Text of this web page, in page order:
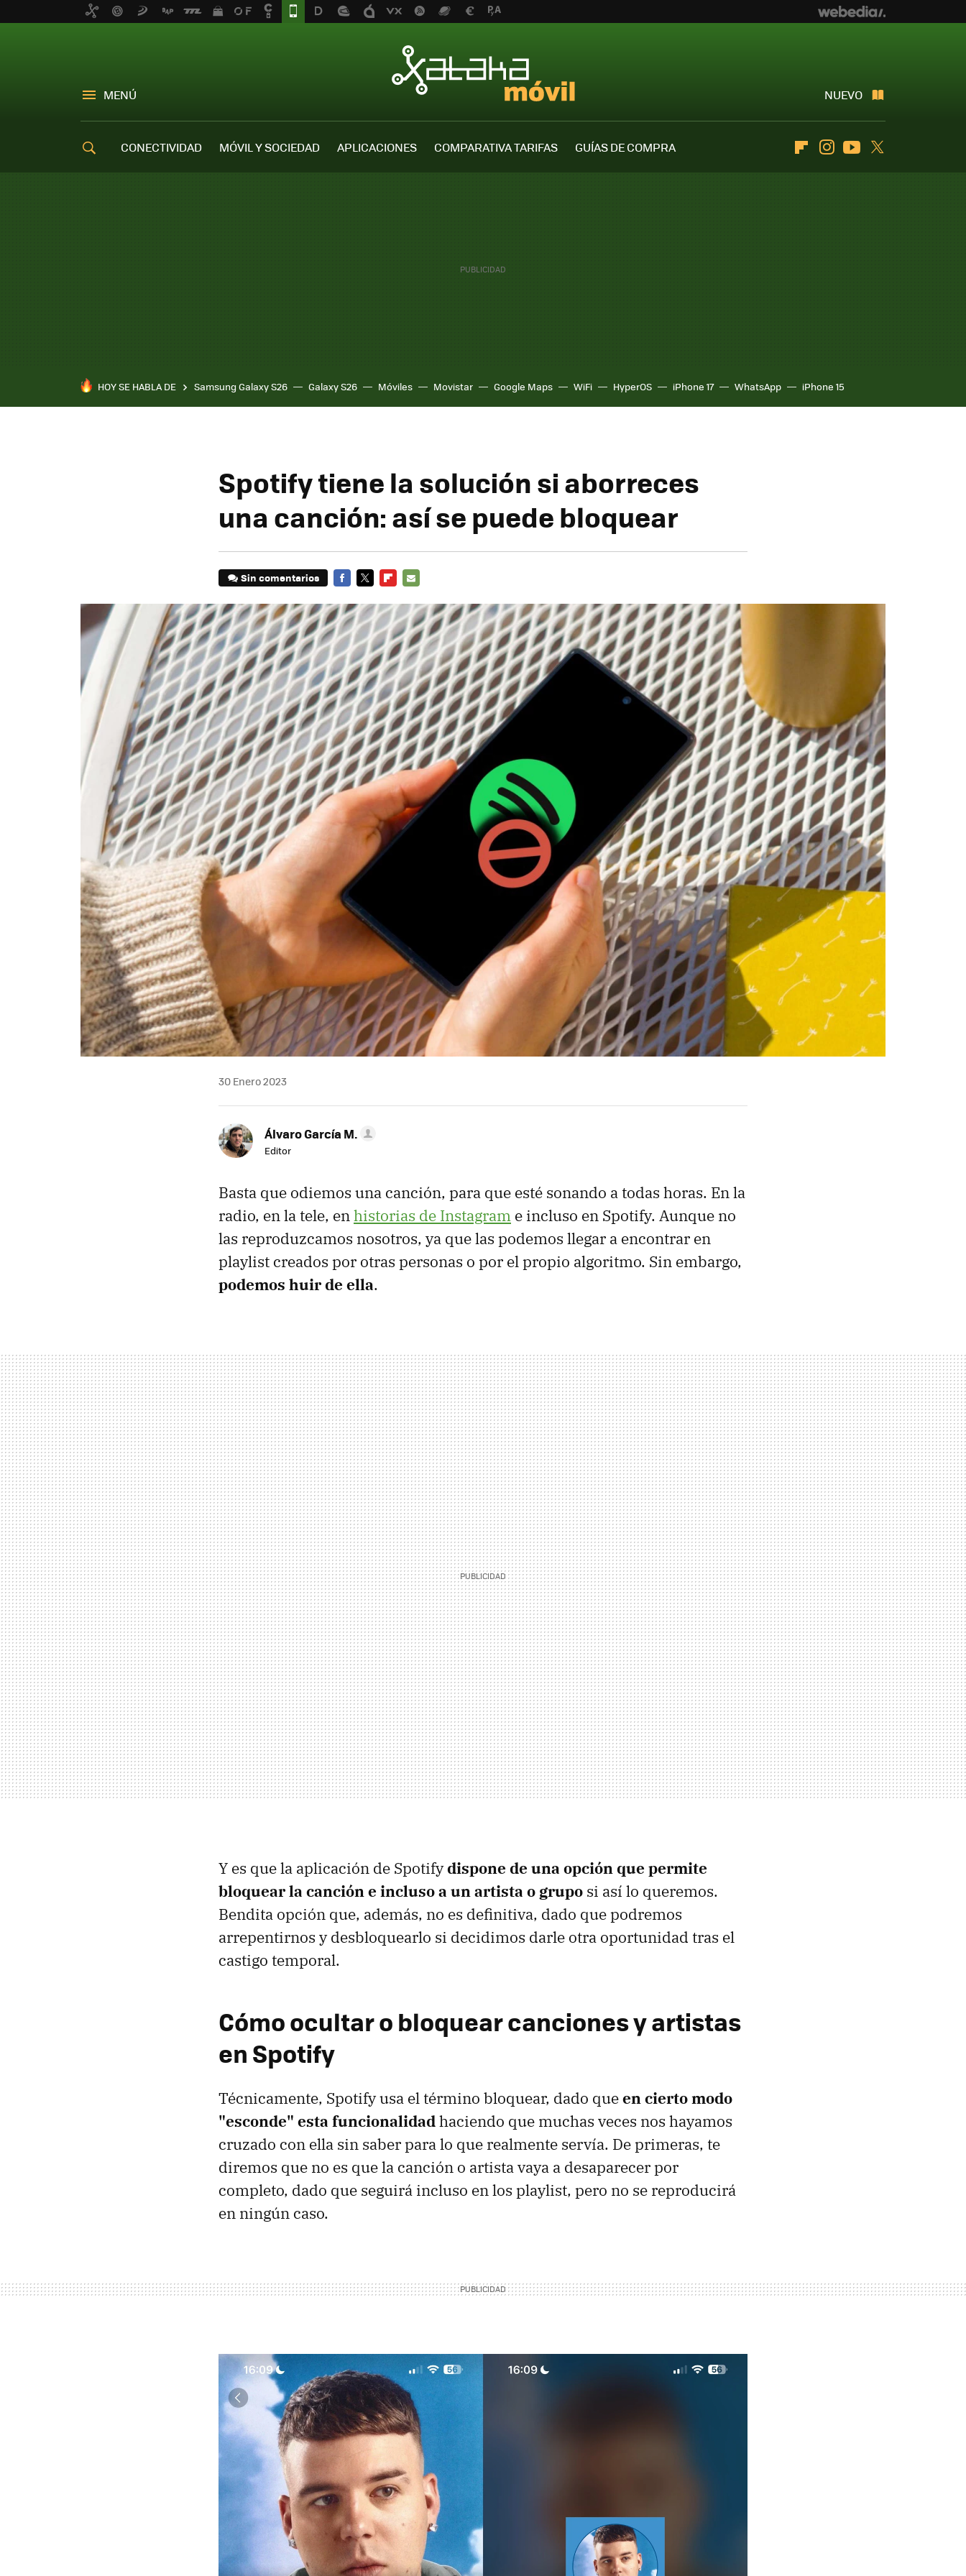
MENÚ NUEVO
CONECTIVIDAD MÓVIL Y SOCIEDAD APLICACIONES COMPARATIVA TARIFAS
GUÍAS DE COMPRA
FlipboardInstagramYoutube
HOY SE HABLA DE Samsung Galaxy S26 Galaxy S26 Móviles Movistar Google Maps WiFi HyperOS iPhone 17 WhatsApp iPhone 15
Spotify tiene la solución si aborreces
una canción: así se puede bloquear
Sin comentarios
MAIL
30 Enero 2023
Álvaro García M.
Editor
Basta que odiemos una canción, para que esté sonando a todas horas. En la
radio, en la tele, enhistorias de Instagram e incluso en Spotify. Aunque no
las reproduzcamos nosotros, ya que las podemos llegar a encontrar en
playlist creados por otras personas o por el propio algoritmo. Sin embargo,
podemos huir de ella.
Y es que la aplicación de Spotifydispone de una opción que permite
bloquear la canción e incluso a un artista o grupo si así lo queremos.
Bendita opción que, además, no es definitiva, dado que podremos
arrepentirnos y desbloquearlo si decidimos darle otra oportunidad tras el
castigo temporal.
Cómo ocultar o bloquear canciones y artistas
en Spotify
Técnicamente, Spotify usa el término bloquear, dado queen cierto modo
"esconde" esta funcionalidadhaciendo que muchas veces nos hayamos
cruzado con ella sin saber para lo que realmente servía. De primeras, te
diremos que no es que la canción o artista vaya a desaparecer por
completo, dado que seguirá incluso en los playlist, pero no se reproducirá
en ningún caso.